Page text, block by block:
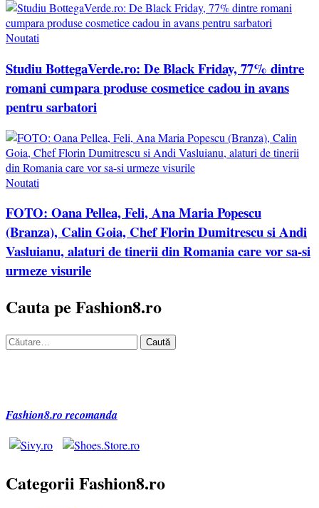
Noutati
Studiu BottegaVerde.ro: De Black Friday, 77% dintre
romani cumpara produse cosmetice cadou in avans
pentru sarbatori
Noutati
FOTO: Oana Pellea, Feli, Ana Maria Popescu
(Branza), Calin Goia, Chef Florin Dumitrescu si Andi
Vasluianu, alaturi de tinerii din Romania care vor sa-si
urmeze visurile
Cauta pe Fashion8.ro
Caută
Fashion8.ro recomanda
Categorii Fashion8.ro